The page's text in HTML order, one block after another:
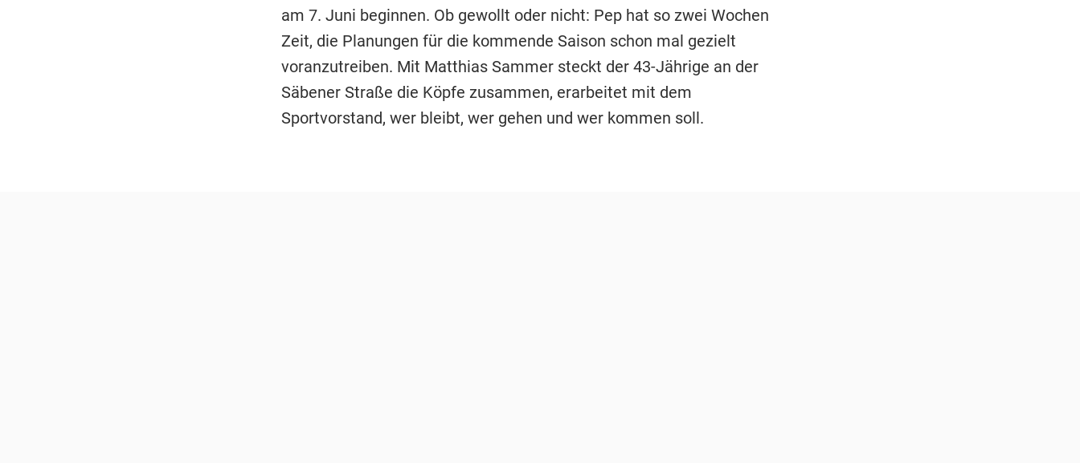
am 7. Juni beginnen. Ob gewollt oder nicht: Pep hat so zwei Wochen
Zeit, die Planungen für die kommende Saison schon mal gezielt
voranzutreiben. Mit Matthias Sammer steckt der 43-Jährige an der
Säbener Straße die Köpfe zusammen, erarbeitet mit dem
Sportvorstand, wer bleibt, wer gehen und wer kommen soll.